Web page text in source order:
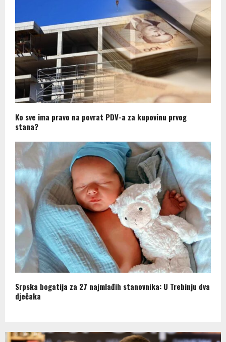
Ko sve ima pravo na povrat PDV-a za kupovinu prvog
stana?
Srpska bogatija za 27 najmlađih stanovnika: U Trebinju dva
dječaka